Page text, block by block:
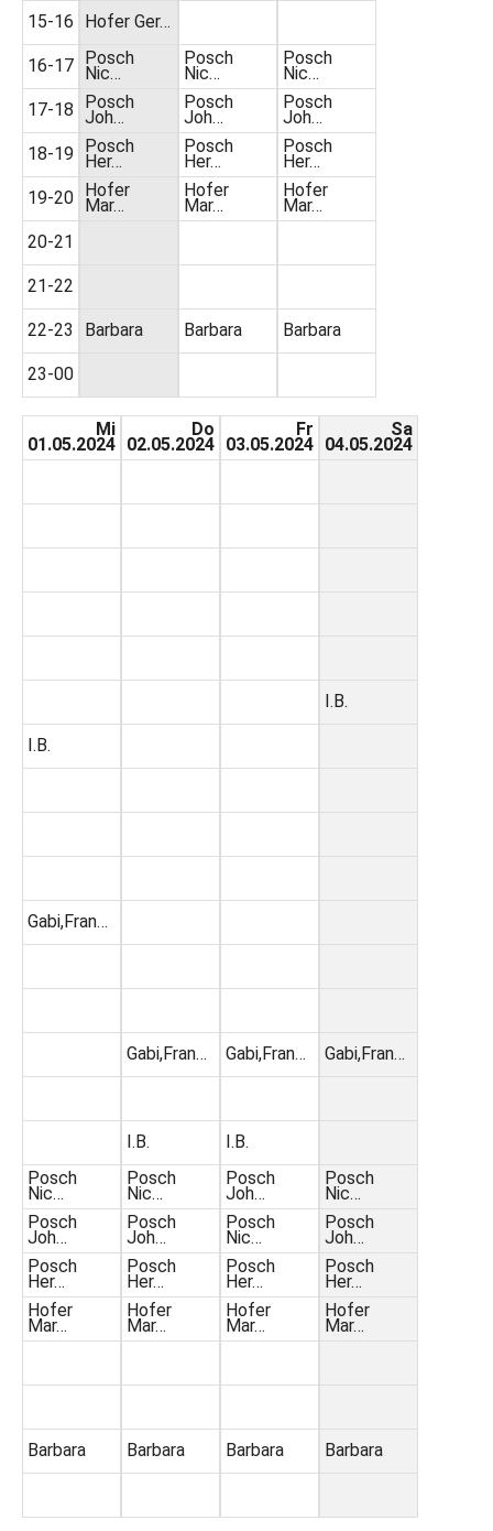
15-16
16-17
17-18
18-19
19-20
20-21
21-22
22-23
23-00
Hofer Ger…
Posch
Nic…
Posch
Joh…
Posch
Her…
Hofer
Mar…
Barbara
Posch
Nic…
Posch
Joh…
Posch
Her…
Hofer
Mar…
Barbara
Posch
Nic…
Posch
Joh…
Posch
Her…
Hofer
Mar…
Barbara
Mi
01.05.2024
I.B.
Gabi,Fran…
Posch
Nic…
Posch
Joh…
Posch
Her…
Hofer
Mar…
Barbara
Do
02.05.2024
Gabi,Fran…
I.B.
Posch
Nic…
Posch
Joh…
Posch
Her…
Hofer
Mar…
Barbara
Fr
03.05.2024
Gabi,Fran…
I.B.
Posch
Joh…
Posch
Nic…
Posch
Her…
Hofer
Mar…
Barbara
Sa
04.05.2024
I.B.
Gabi,Fran…
Posch
Nic…
Posch
Joh…
Posch
Her…
Hofer
Mar…
Barbara